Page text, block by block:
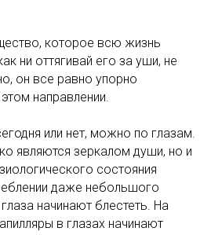
которое всю жизнь
ни оттягивай его за уши, не
он все равно упорно
направлении.
или нет, можно по глазам.
являются зеркалом души, но и
состояния
даже небольшого
начинают блестеть. На
в глазах начинают